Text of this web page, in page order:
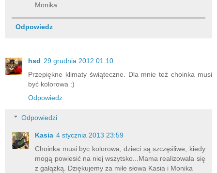
Monika
Odpowiedz
hsd 29 grudnia 2012 01:10
Przepiękne klimaty świąteczne. Dla mnie też choinka musi
być kolorowa :)
Odpowiedz
Odpowiedzi
Kasia 4 stycznia 2013 23:59
Choinka musi byc kolorowa, dzieci są szczęśliwe, kiedy
mogą powiesić na niej wszytsko...Mama realizowała się
z gałązką. Dziękujemy za miłe słowa Kasia i Monika